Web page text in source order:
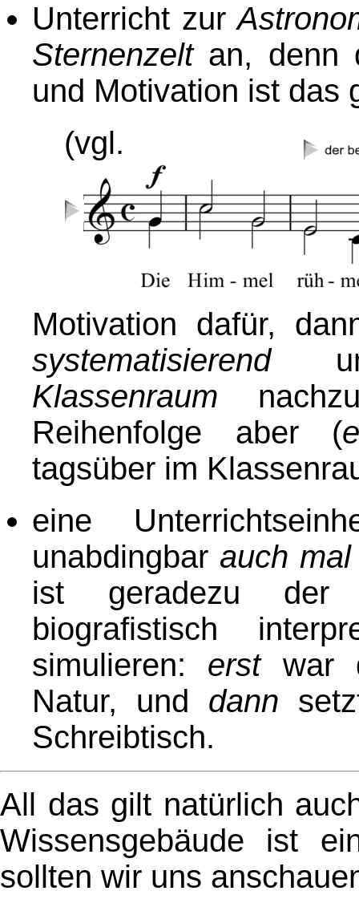
Unterricht zur
Sternenzeltan, denn
und Motivation ist das
(vgl.
Motivation dafür,
systematisierend
Klassenraum
Reihenfolge aber (
tagsüber im
eine
unabdingbar auch mal
ist geradezu der
biografistisch
simulieren: erstwar
Natur, und dann
Schreibtisch.
All das gilt natürlich
Wissensgebäude ist
sollten wir uns